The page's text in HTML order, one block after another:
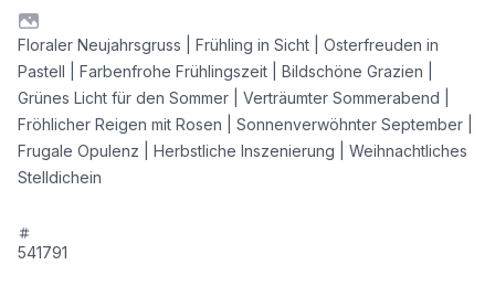
Floraler Neujahrsgruss | Frühling in Sicht | Osterfreuden in
Pastell | Farbenfrohe Frühlingszeit | Bildschöne Grazien |
Grünes Licht für den Sommer | Verträumter Sommerabend |
Fröhlicher Reigen mit Rosen | Sonnenverwöhnter September |
Frugale Opulenz | Herbstliche Inszenierung | Weihnachtliches
Stelldichein
541791